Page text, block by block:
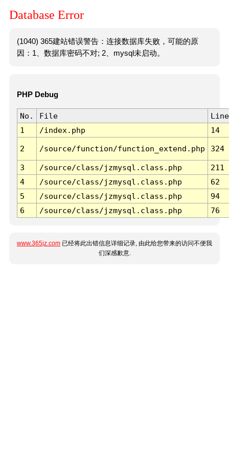
Database Error
(1040) 365建站错误警告：连接数据库失败，可能的原
因：1、数据库密码不对; 2、mysql未启动。
PHP Debug
No. File
Line
1
/index.php 14
2 /source/function/function_extend.php 324
3 /source/class/jzmysql.class.php
211
4
/source/class/jzmysql.class.php
62
5
/source/class/jzmysql.class.php
94
6
/source/class/jzmysql.class.php 76
www.365jz.com 已经将此出错信息详细记录, 由此给您带来的访问不便我
们深感歉意.